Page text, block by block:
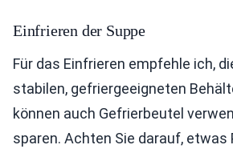
Einfrieren der Suppe
Für das Einfrieren empfehle ich,
stabilen, gefriergeeigneten
können auch Gefrierbeutel
sparen. Achten Sie darauf, etwas